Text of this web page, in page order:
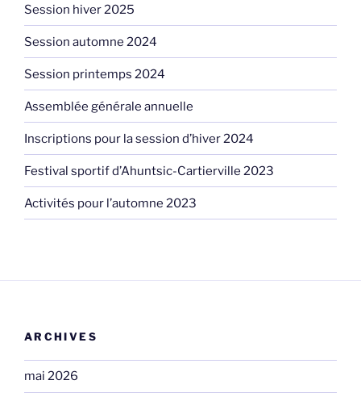
Session hiver 2025
Session automne 2024
Session printemps 2024
Assemblée générale annuelle
Inscriptions pour la session d’hiver 2024
Festival sportif d’Ahuntsic-Cartierville 2023
Activités pour l’automne 2023
ARCHIVES
mai 2026